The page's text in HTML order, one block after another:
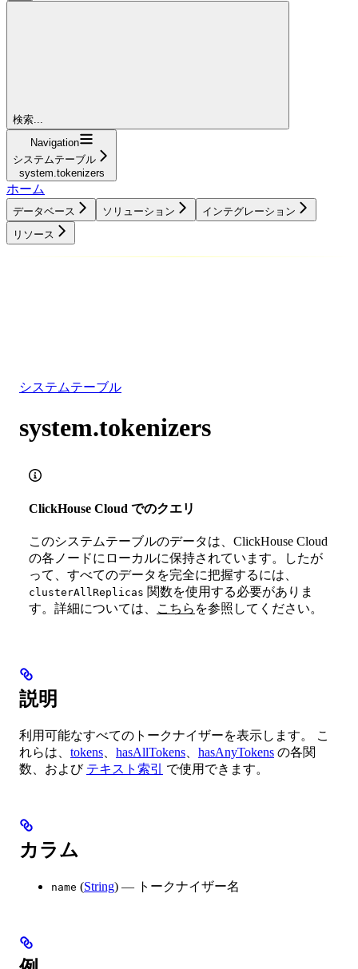
検索...
Navigation
システムテーブル
system.tokenizers
ホーム
データベース ソリューション
インテグレーション
リソース
システムテーブル
system.tokenizers
ClickHouse Cloud でのクエリ
このシステムテーブルのデータは、ClickHouse Cloud
の各ノードにローカルに保持されています。したが
って、すべてのデータを完全に把握するには、
clusterAllReplicas 関数を使用する必要がありま
す。詳細については、
こちら を参照してください。
説明
利用可能なすべてのトークナイザーを表示します。 こ
れらは、 tokens hasAllTokens hasAnyTokens の各関
数、および テキスト索引 で使用できます。
カラム
name (String) — トークナイザー名